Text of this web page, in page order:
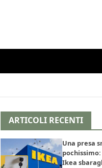
ARTICOLI RECENTI
Una presa
Ikea